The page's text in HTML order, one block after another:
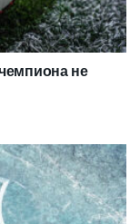
не